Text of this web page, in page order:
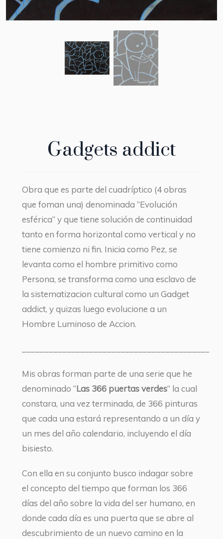
Gadgets addict
Obra que es parte del cuadríptico (4 obras
que foman una) denominada “Evolución
esférica” y que tiene solución de continuidad
tanto en forma horizontal como vertical y no
tiene comienzo ni fin. Inicia como Pez, se
levanta como el hombre primitivo como
Persona, se transforma como una esclavo de
la sistematizacion cultural como un Gadget
addict, y quizas luego evolucione a un
Hombre Luminoso de Accion.
Mis obras forman parte de una serie que he
denominado “Las 366 puertas verdes” la cual
constara, una vez terminada, de 366 pinturas
que cada una estará representando a un día y
un mes del año calendario, incluyendo el día
bisiesto.
Con ella en su conjunto busco indagar sobre
el concepto del tiempo que forman los 366
días del año sobre la vida del ser humano, en
donde cada día es una puerta que se abre al
descubrimiento de un nuevo camino en la